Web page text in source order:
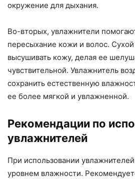
окружение для дыхания.
Во-вторых, увлажнители
пересыхание кожи и волос.
высушивать кожу, делая ее
чувствительной. Увлажнитель
сохранить естественную
ее более мягкой и увлажненной.
Рекомендации по
увлажнителей
При использовании
уровнем влажности.